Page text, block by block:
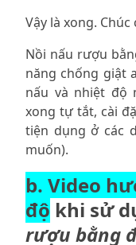
Vậy là xong.
Nồi nấu rượu
năng chống giật
nấu và nhiệt độ
xong tự tắt, cài
tiện dụng ở các
muốn).
b. Video
độ khi sử
rượu bằng